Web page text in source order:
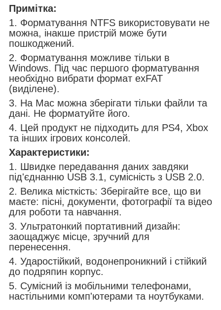
Примітка:
1. Форматування NTFS використовувати не
можна, інакше пристрій може бути
пошкоджений.
2. Форматування можливе тільки в
Windows. Під час першого форматування
необхідно вибрати формат exFAT
(виділене).
3. На Mac можна зберігати тільки файли та
дані. Не форматуйте його.
4. Цей продукт не підходить для PS4, Xbox
та інших ігрових консолей.
Характеристики:
1. Швидке передавання даних завдяки
під'єднанню USB 3.1, сумісність з USB 2.0.
2. Велика місткість: Зберігайте все, що ви
маєте: пісні, документи, фотографії та відео
для роботи та навчання.
3. Ультратонкий портативний дизайн:
заощаджує місце, зручний для
перенесення.
4. Ударостійкий, водонепроникний і стійкий
до подряпин корпус.
5. Сумісний із мобільними телефонами,
настільними комп'ютерами та ноутбуками.